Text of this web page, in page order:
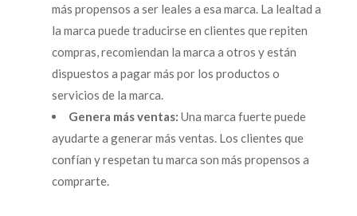
más propensos a ser leales a esa marca. La lealtad a
la marca puede traducirse en clientes que repiten
compras, recomiendan la marca a otros y están
dispuestos a pagar más por los productos o
servicios de la marca.
Genera más ventas: Una marca fuerte puede
ayudarte a generar más ventas. Los clientes que
confían y respetan tu marca son más propensos a
comprarte.